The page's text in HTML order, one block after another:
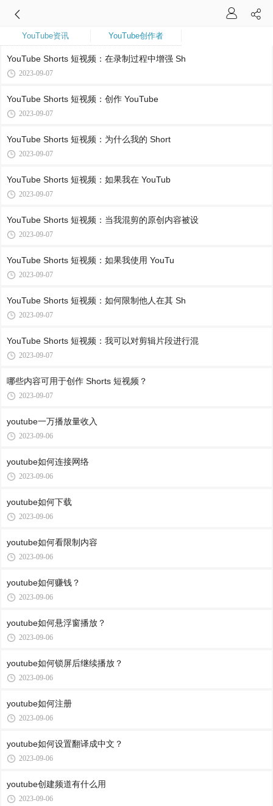
YouTube资讯 YouTube创作者
YouTube Shorts 短视频：在录制过程中增强 Sh
2023-09-07
YouTube Shorts 短视频：创作 YouTube
2023-09-07
YouTube Shorts 短视频：为什么我的 Short
2023-09-07
YouTube Shorts 短视频：如果我在 YouTub
2023-09-07
YouTube Shorts 短视频：当我混剪的原创内容被设
2023-09-07
YouTube Shorts 短视频：如果我使用 YouTu
2023-09-07
YouTube Shorts 短视频：如何限制他人在其 Sh
2023-09-07
YouTube Shorts 短视频：我可以对剪辑片段进行混
2023-09-07
哪些内容可用于创作 Shorts 短视频？
2023-09-07
youtube一万播放量收入
2023-09-06
youtube如何连接网络
2023-09-06
youtube如何下载
2023-09-06
youtube如何看限制内容
2023-09-06
youtube如何赚钱？
2023-09-06
youtube如何悬浮窗播放？
2023-09-06
youtube如何锁屏后继续播放？
2023-09-06
youtube如何注册
2023-09-06
youtube如何设置翻译成中文？
2023-09-06
youtube创建频道有什么用
2023-09-06